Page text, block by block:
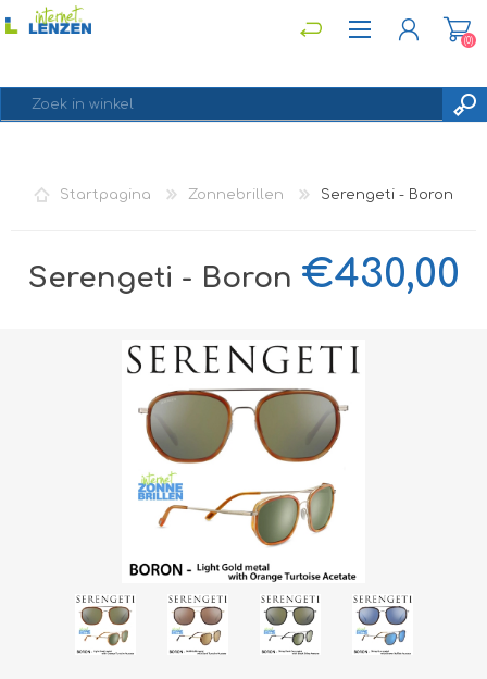
INLOGGEN
(0)
Startpagina Zonnebrillen Serengeti - Boron
Serengeti - Boron €430,00